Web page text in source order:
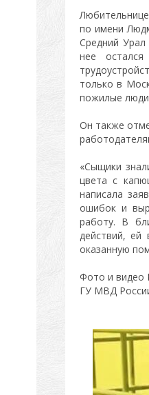
по имени
Средний
нее
только в
пожилые
Он также
«Сыщики
цвета с
написала
ошибок и
работу. В
действий,
оказанную
Фото и видео
ГУ МВД